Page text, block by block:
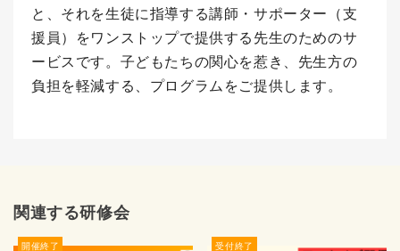
と、それを生徒に指導する講師・サポーター（支
援員）をワンストップで提供する先生のためのサ
ービスです。子どもたちの関心を惹き、先生方の
負担を軽減する、プログラムをご提供します。
関連する研修会
開催終了 受付終了